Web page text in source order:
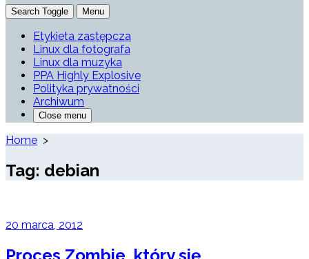
Search Toggle Menu
Etykieta zastępcza
Linux dla fotografa
Linux dla muzyka
PPA Highly Explosive
Polityka prywatności
Archiwum
Close menu
Home >
Tag: debian
20 marca, 2012